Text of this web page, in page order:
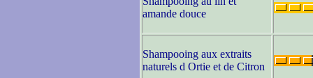
amande douce
Shampooing aux extraits
naturels d Ortie et de Citron